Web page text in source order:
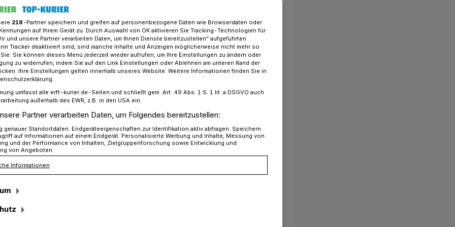
die Grevenbroicher Verwaltung um
statt Kämmerei /
Herpel
uns auf neue Gesichter, auf neue Ideen
Input kann nicht schaden.“
die Stadtverwaltung deutlich
218-Partner speichern und greifen auf personenbezogene Daten wie Browserdaten oder
auf Ihrem Gerät zu. Durch Auswahl von OK aktivieren Sie Tracking-Technologien für
und unsere Partner verarbeiten Daten, um Ihnen Dienste bereitzustellen“ aufgeführten
Tracker deaktiviert sind, sind manche Inhalte und Anzeigen möglicherweise nicht mehr so
Sie können dieses Menü jederzeit wieder aufrufen, um Ihre Einstellungen zu ändern oder
zu widerrufen, indem Sie auf den Link Einstellungen oder Ablehnen am unteren Rand der
Ihre Einstellungen gelten innerhalb unseres Website. Weitere Informationen finden Sie in
umfasst alle erft-kurier.de-Seiten und schließt gem. Art. 49 Abs. 1 S. 1 lit. a DSGVO auch
außerhalb des EWR, z.B. in den USA ein.
Partner verarbeiten Daten, um Folgendes bereitzustellen:
genauer Standortdaten. Endgeräteeigenschaften zur Identifikation aktiv abfragen. Speichern
auf Informationen auf einem Endgerät. Personalisierte Werbung und Inhalte, Messung von
und der Performance von Inhalten, Zielgruppenforschung sowie Entwicklung und
von Angeboten.
Informationen